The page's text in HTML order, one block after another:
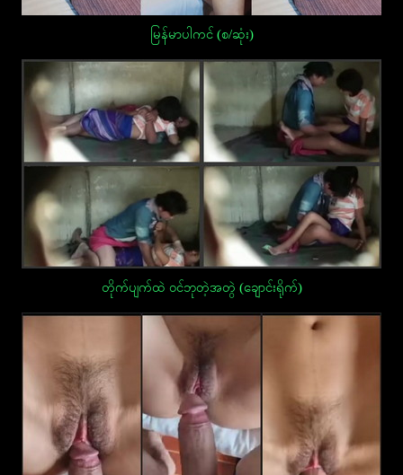
မြန်မာပါကင် (စ/ဆုံး)
တိုက်ပျက်ထဲ ဝင်ဘုတဲ့အတွဲ (ချောင်းရိုက်)